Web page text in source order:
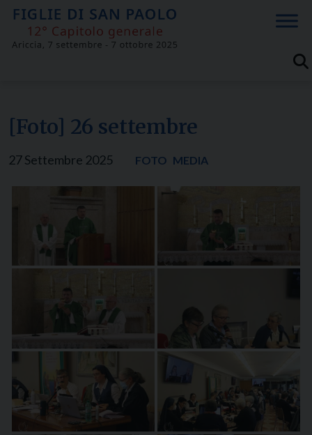
Skip
content
[Foto] 26 settembre
27 Settembre 2025 FOTO MEDIA